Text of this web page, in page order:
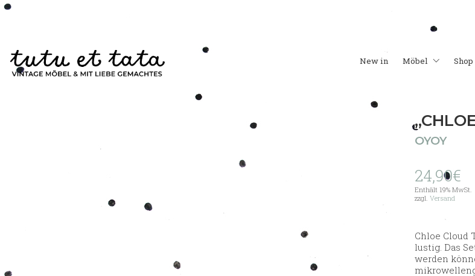
New in Möbel Shop
OYOY
24,90€
Enthält 19% MwSt.
zzgl. Versand
Chloe Cloud
lustig. Das
werden